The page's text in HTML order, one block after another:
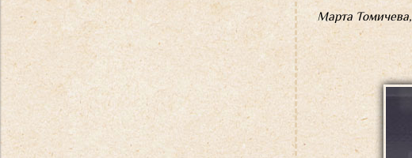
Марта Томичева,